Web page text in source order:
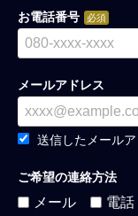
お電話番号
メールアドレス
送信したメール
ご希望の連絡方法
メール 電話